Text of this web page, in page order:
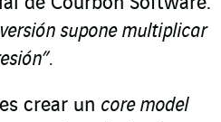
supone multiplicar
crear un core model